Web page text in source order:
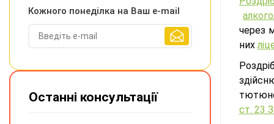
через
них
ст. 23
Кожного понеділка на Ваш e-mail
Останні консультації